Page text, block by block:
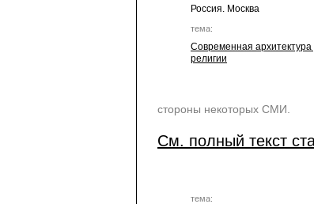
Россия. Москва
тема:
Современная архитектура
религии
стороны некоторых СМИ.
См. полный текст
тема: